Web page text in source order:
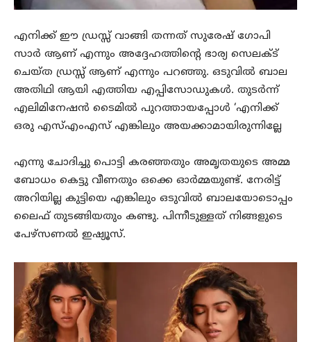
എനിക്ക് ഈ ഡ്രസ്സ് വാങ്ങി തന്നത് സുരേഷ് ഗോപി
സാർ ആണ് എന്നും അദ്ദേഹത്തിന്റെ ഭാര്യ സെലക്ട്
ചെയ്ത ഡ്രസ്സ് ആണ് എന്നും പറഞ്ഞു. ഒടുവിൽ ബാല
അതിഥി ആയി എത്തിയ എപ്പിസോഡുകൾ. തുടർന്ന്
എലിമിനേഷൻ ടൈമിൽ പുറത്തായപ്പോൾ ‘എനിക്ക്
ഒരു എസ്എംഎസ് എങ്കിലും അയക്കാമായിരുന്നില്ലേ
എന്നു ചോദിച്ചു പൊട്ടി കരഞ്ഞതും അമൃതയുടെ അമ്മ
ബോധം കെട്ടു വീണതും ഒക്കെ ഓർമ്മയുണ്ട്. നേരിട്ട്
അറിയില്ല കുട്ടിയെ എങ്കിലും ഒടുവിൽ ബാലയോടൊപ്പം
ലൈഫ് തുടങ്ങിയതും കണ്ടു. പിന്നീടുള്ളത് നിങ്ങളുടെ
പേഴ്‌സണൽ ഇഷ്യൂസ്.